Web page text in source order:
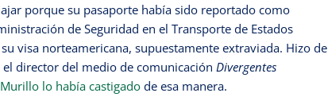
porque su pasaporte había sido reportado como
de Seguridad en el Transporte de Estados
visa norteamericana, supuestamente extraviada. Hizo de
director del medio de comunicación Divergentes
lo había castigado de esa manera.